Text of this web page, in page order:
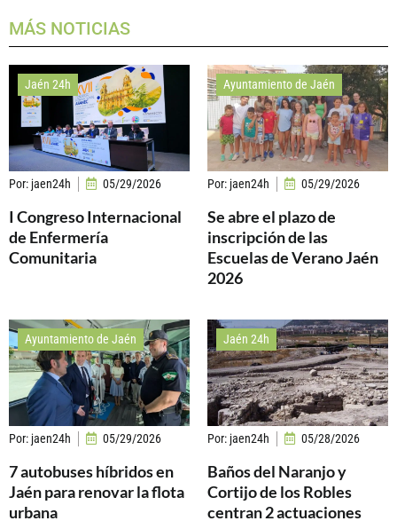
MÁS NOTICIAS
Jaén 24h
Por: jaen24h 05/29/2026
I Congreso Internacional
de Enfermería
Comunitaria
Ayuntamiento de Jaén
Por: jaen24h 05/29/2026
Se abre el plazo de
inscripción de las
Escuelas de Verano Jaén
2026
Ayuntamiento de Jaén
Por: jaen24h 05/29/2026
7 autobuses híbridos en
Jaén para renovar la flota
urbana
Jaén 24h
Por: jaen24h 05/28/2026
Baños del Naranjo y
Cortijo de los Robles
centran 2 actuaciones